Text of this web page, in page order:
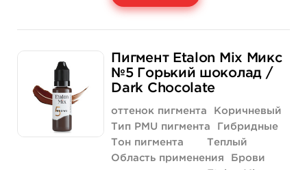
Количество
1 690 руб.
купить
Пигмент Etalon Mix Микс
№5 Горький шоколад /
Dark Chocolate
оттенок пигмента
Коричневый
Тип PMU пигмента
Гибридные
Тон пигмента
Теплый
Область применения
Брови